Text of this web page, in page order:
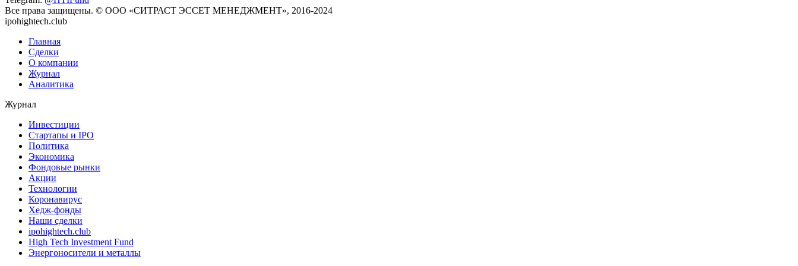
Все права защищены. © ООО «СИТРАСТ ЭССЕТ МЕНЕДЖМЕНТ», 2016-2024
ipohightech.club
Главная
Сделки
О компании
Журнал
Аналитика
Журнал
Инвестиции
Стартапы и IPO
Политика
Экономика
Фондовые рынки
Акции
Технологии
Коронавирус
Хедж-фонды
Наши сделки
ipohightech.club
High Tech Investment Fund
Энергоносители и металлы